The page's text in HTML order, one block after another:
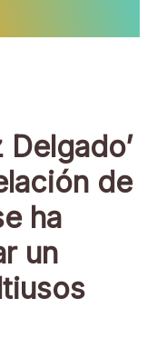
Delgado’
de
ha
un